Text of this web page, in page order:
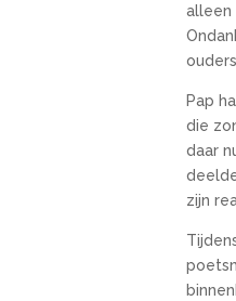
alleen
Pap
die
daar
zijn